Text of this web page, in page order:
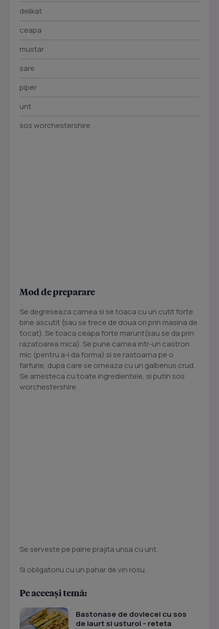
delikat
ceapa
mustar
sare
piper
unt
sos worchestershire
Mod de preparare
Se degreseaza carnea si se toaca cu un cutit forte
bine ascutit (sau se trece de doua ori prin masina de
tocat). Se toaca ceapa forte marunt(sau se da prin
razatoarea mica). Se pune carnea intr-un castron
mic (pentru a-i da forma) si se rastoarna pe o
farfurie, dupa care se orneaza cu un galbenus crud.
Se amesteca cu toate ingredientele, si putin sos
worchestershire.
Se serveste pe paine prajita unsa cu unt.
Si obligatoriu cu un pahar de vin rosu.
Pe aceeași temă:
Bastonase de dovlecei cu sos
de iaurt si usturoi - reteta